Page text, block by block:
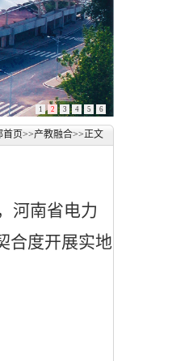
1 2 3 4 5 6
首页>>产教融合>>正文
河南省电力
合度开展实地